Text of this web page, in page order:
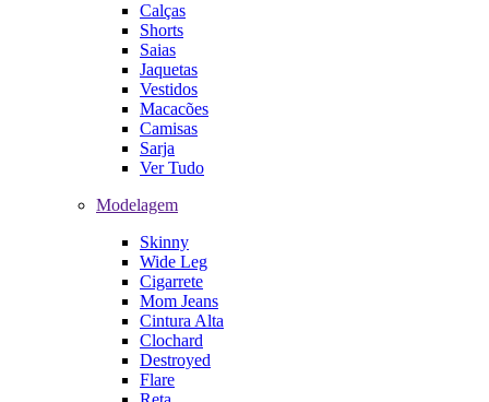
Calças
Shorts
Saias
Jaquetas
Vestidos
Macacões
Camisas
Sarja
Ver Tudo
Modelagem
Skinny
Wide Leg
Cigarrete
Mom Jeans
Cintura Alta
Clochard
Destroyed
Flare